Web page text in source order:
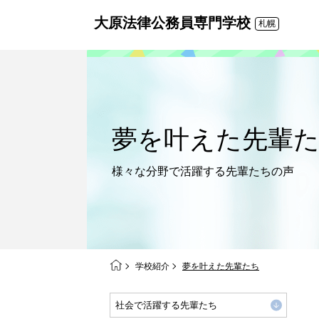
大原法律公務員専門学校 札幌
夢を叶えた先輩
様々な分野で活躍する先輩たちの声
学校紹介 夢を叶えた先輩たち
社会で活躍する先輩たち